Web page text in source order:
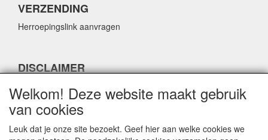
VERZENDING
Herroepingslink aanvragen
DISCLAIMER
Herroepingslink aanvragen
Welkom! Deze website maakt gebruik
van cookies
Leuk dat je onze site bezoekt. Geef hier aan welke cookies we